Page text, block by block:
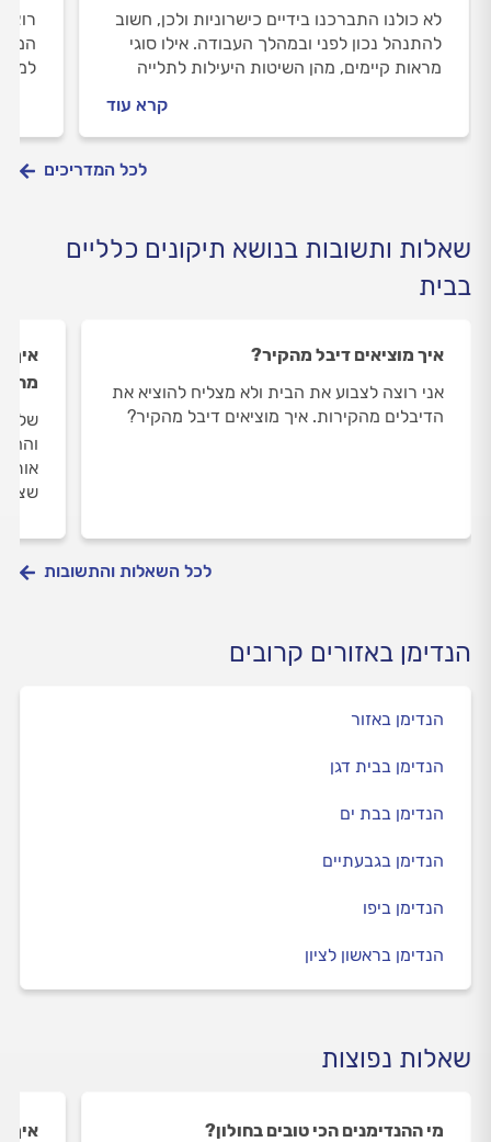
לא כולנו התברכנו בידיים כישרוניות ולכן, חשוב
להתנהל נכון לפני ובמהלך העבודה. אילו סוגי
מראות קיימים, מהן השיטות היעילות לתלייה
קרא עוד
לכל המדריכים
שאלות ותשובות בנושא תיקונים כלליים
בבית
איך מוציאים דיבל מהקיר?
אני רוצה לצבוע את הבית ולא מצליח להוציא את
הדיבלים מהקירות. איך מוציאים דיבל מהקיר?
איך
לכל השאלות והתשובות
הנדימן באזורים קרובים
הנדימן באזור
הנדימן בבית דגן
הנדימן בבת ים
הנדימן בגבעתיים
הנדימן ביפו
הנדימן בראשון לציון
שאלות נפוצות
מי ההנדימנים הכי טובים בחולון?
איך